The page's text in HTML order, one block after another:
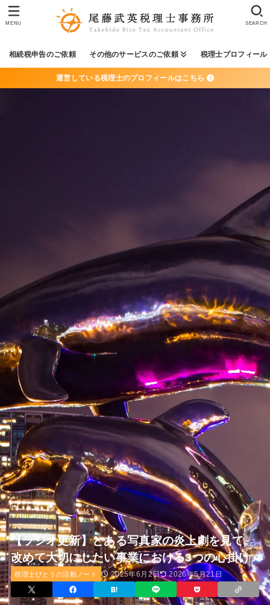
相続税申告のご依頼 その他のサービスのご依頼 税理士プロフィール
SEARCH
MENU
運営している税理士のプロフィールはこちら
【ラジオ更新】とある写真家の炎上劇を見て。
改めて大切にしたい事業における3つの心掛け
税理士びとうの活動ノート 2025年6月2日 2026年5月21日